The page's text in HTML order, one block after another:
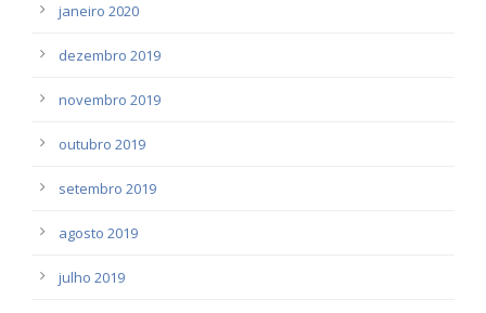
janeiro 2020
dezembro 2019
novembro 2019
outubro 2019
setembro 2019
agosto 2019
julho 2019